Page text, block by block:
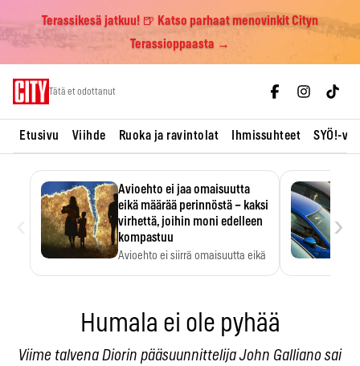
Terassikesä jatkuu! 🍺 Katso parhaat menovinkit Cityn
Terassioppaasta →
Tätä et odottanut
Etusivu Viihde Ruoka ja ravintolat Ihmissuhteet SYÖ!-
Avioehto ei jaa omaisuutta
eikä määrää perinnöstä – kaksi
virhettä, joihin moni edelleen
kompastuu
Avioehto ei siirrä omaisuutta eikä
›
Humala ei ole pyhää
Viime talvena Diorin pääsuunnittelija John Galliano sai